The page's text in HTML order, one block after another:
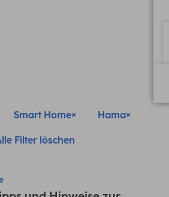
Smart Home Hama
Filter löschen